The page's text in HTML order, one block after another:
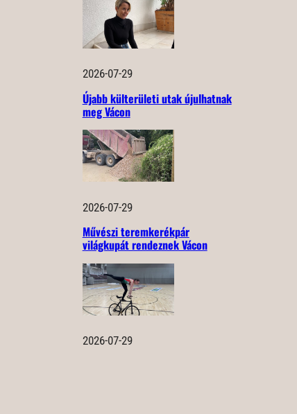
2026-07-29
Újabb külterületi utak újulhatnak
meg Vácon
2026-07-29
Művészi teremkerékpár
világkupát rendeznek Vácon
2026-07-29